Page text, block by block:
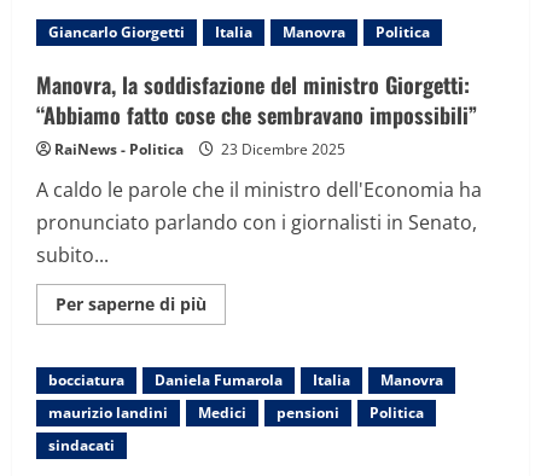
dei
Conti
Manovra:
via
libera
definitivo
tra
aperture
scontri
Giancarlo Giorgetti Italia Manovra Politica
Manovra, la soddisfazione del ministro Giorgetti:
“Abbiamo fatto cose che sembravano impossibili”
RaiNews - Politica 23 Dicembre 2025
A caldo le parole che il ministro dell'Economia ha
pronunciato parlando con i giornalisti in Senato,
subito...
Per saperne di più
informazioni
la
soddisfazione
del
ministro
bocciatura Daniela Fumarola Italia
Manovra
maurizio landini
Medici pensioni
Politica
sindacati